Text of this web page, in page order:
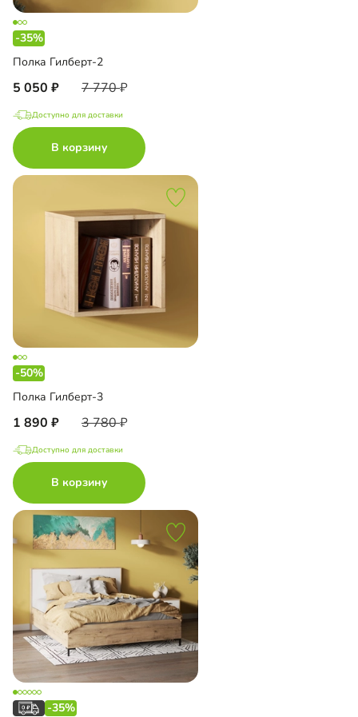
-35%
Полка Гилберт-2
5 050 7 770
Доступно для доставки
В корзину
-50%
Полка Гилберт-3
1 890 3 780
Доступно для доставки
В корзину
-35%